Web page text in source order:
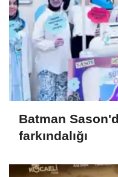
Batman
farkındalığı